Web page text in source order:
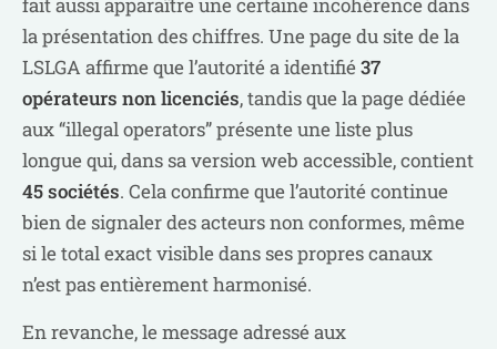
fait aussi apparaître une certaine incohérence dans
la présentation des chiffres. Une page du site de la
LSLGA affirme que l’autorité a identifié 37
opérateurs non licenciés, tandis que la page dédiée
aux “illegal operators” présente une liste plus
longue qui, dans sa version web accessible, contient
45 sociétés. Cela confirme que l’autorité continue
bien de signaler des acteurs non conformes, même
si le total exact visible dans ses propres canaux
n’est pas entièrement harmonisé.
En revanche, le message adressé aux